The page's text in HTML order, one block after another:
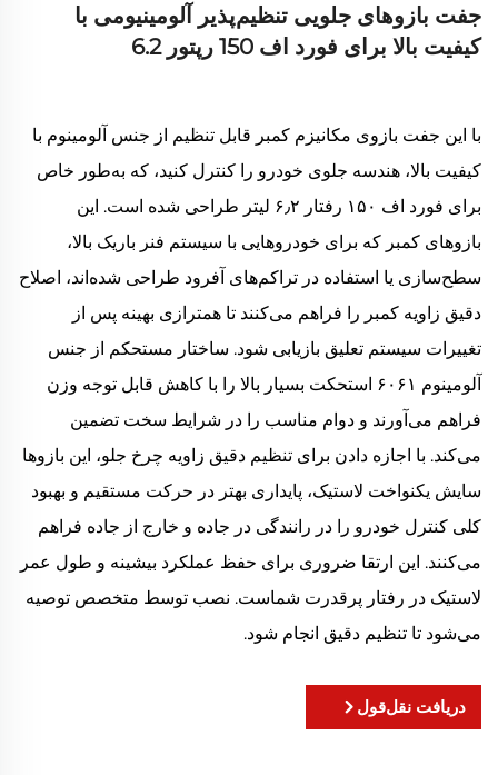
جفت بازوهای جلویی تنظیم‌پذیر آلومینیومی با
کیفیت بالا برای فورد اف 150 رپتور 6.2
با این جفت بازوی مکانیزم کمبر قابل تنظیم از جنس آلومینوم با
کیفیت بالا، هندسه جلوی خودرو را کنترل کنید، که به‌طور خاص
برای فورد اف ۱۵۰ رفتار ۶٫۲ لیتر طراحی شده است. این
بازوهای کمبر که برای خودروهایی با سیستم فنر باریک بالا،
سطح‌سازی یا استفاده در تراکم‌های آفرود طراحی شده‌اند، اصلاح
دقیق زاویه کمبر را فراهم می‌کنند تا همترازی بهینه پس از
تغییرات سیستم تعلیق بازیابی شود. ساختار مستحکم از جنس
آلومینوم ۶۰۶۱ استحکت بسیار بالا را با کاهش قابل توجه وزن
فراهم می‌آورند و دوام مناسب را در شرایط سخت تضمین
می‌کند. با اجازه دادن برای تنظیم دقیق زاویه چرخ جلو، این بازوها
سایش یکنواخت لاستیک، پایداری بهتر در حرکت مستقیم و بهبود
کلی کنترل خودرو را در رانندگی در جاده و خارج از جاده فراهم
می‌کنند. این ارتقا ضروری برای حفظ عملکرد بیشینه و طول عمر
لاستیک در رفتار پرقدرت شماست. نصب توسط متخصص توصیه
می‌شود تا تنظیم دقیق انجام شود.
دریافت نقل‌قول